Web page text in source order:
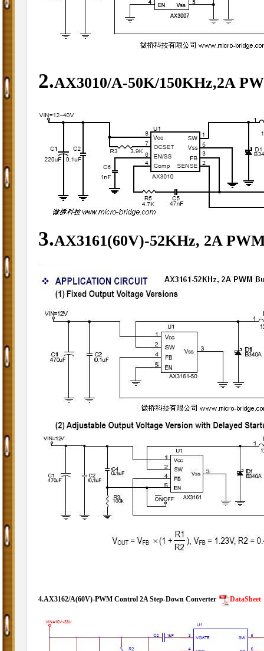
2.AX3010/A-50K/150KHz,2A
3.AX3161(60V)-52KHz, 2A
4.AX3162/A(60V)-PWM Control 2A Step-Down Converter DataSheet